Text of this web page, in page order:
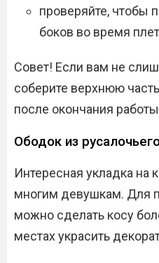
проверяйте, чтобы
боков во время
Совет! Если вам не
соберите верхнюю
после окончания
Ободок из
Интересная укладка
многим девушкам. Для
можно сделать косу
местах украсить